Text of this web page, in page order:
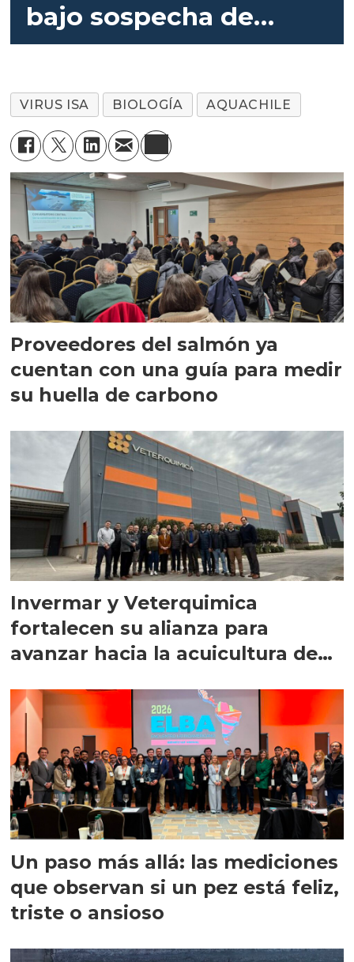
bajo sospecha de
contagio con virus ISA
VIRUS ISA BIOLOGÍA AQUACHILE
Proveedores del salmón ya
cuentan con una guía para medir
su huella de carbono
Invermar y Veterquimica
fortalecen su alianza para
avanzar hacia la acuicultura de
Un paso más allá: las mediciones
que observan si un pez está feliz,
triste o ansioso